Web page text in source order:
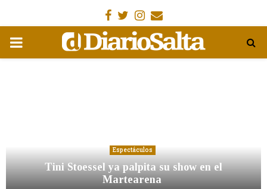
Facebook
Gorjeo
Instagram
Email
MENÚ
Espectáculos
Tini Stoessel ya palpita su show en el
Martearena